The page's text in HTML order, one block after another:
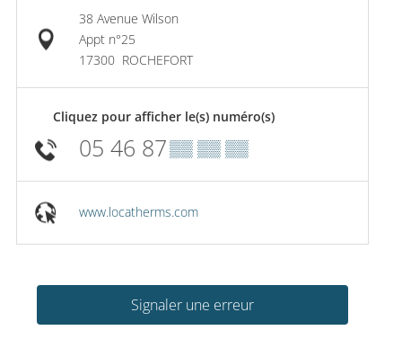
38 Avenue Wilson
Appt n°25
17300 ROCHEFORT
Cliquez pour afficher le(s) numéro(s)
05 46 87▒▒ ▒▒ ▒▒
www.locatherms.com
Signaler une erreur